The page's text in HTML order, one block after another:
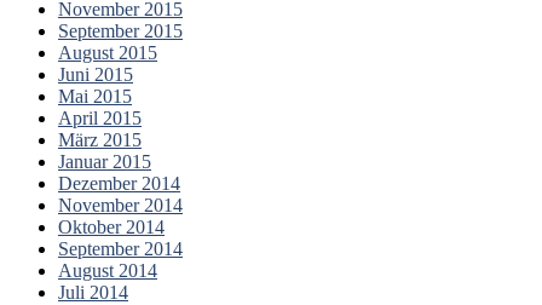
November 2015
September 2015
August 2015
Juni 2015
Mai 2015
April 2015
März 2015
Januar 2015
Dezember 2014
November 2014
Oktober 2014
September 2014
August 2014
Juli 2014